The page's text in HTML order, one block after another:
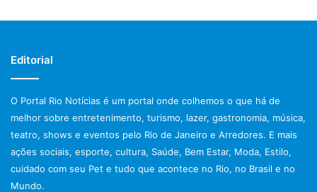
Editorial
O Portal Rio Notícias é um portal onde colhemos o que há de
melhor sobre entretenimento, turismo, lazer, gastronomia, música,
teatro, shows e eventos pelo Rio de Janeiro e Arredores. E mais
ações sociais, esporte, cultura, Saúde, Bem Estar, Moda, Estilo,
cuidado com seu Pet e tudo que acontece no Rio, no Brasil e no
Mundo.